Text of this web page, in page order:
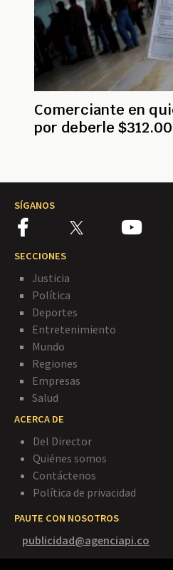
Comerciante en
por deberle
SÍGANOS
SECCIONES
Justicia
Política
Deportes
Entretenimiento
Mundo
Regiones
Empresas
Salud
ACERCA DE
Del Director
Quiénes somos
Contáctenos
Política de privacidad
PAUTE CON NOSOTROS
publicidad@agenciapi.co